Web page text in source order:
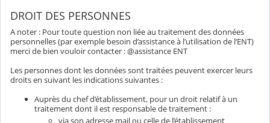
DROIT DES PERSONNES
A noter : Pour toute question non liée au traitement des données
personnelles (par exemple besoin d’assistance à l’utilisation de l’ENT)
merci de bien vouloir contacter : @assistance ENT
Les personnes dont les données sont traitées peuvent exercer leurs
droits en suivant les indications suivantes :
Auprès du chef d’établissement, pour un droit relatif à un
traitement dont il est responsable de traitement :
via son adresse mail ou celle de l’établissement